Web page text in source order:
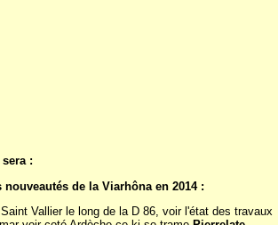
:
nouveautés de la Viarhôna en 2014 :
Vallier le long de la D 86, voir l'état des travaux